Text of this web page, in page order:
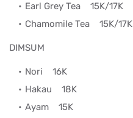
Earl Grey Tea 15K/17K
Chamomile Tea 15K/17K
DIMSUM
Nori 16K
Hakau 18K
Ayam 15K